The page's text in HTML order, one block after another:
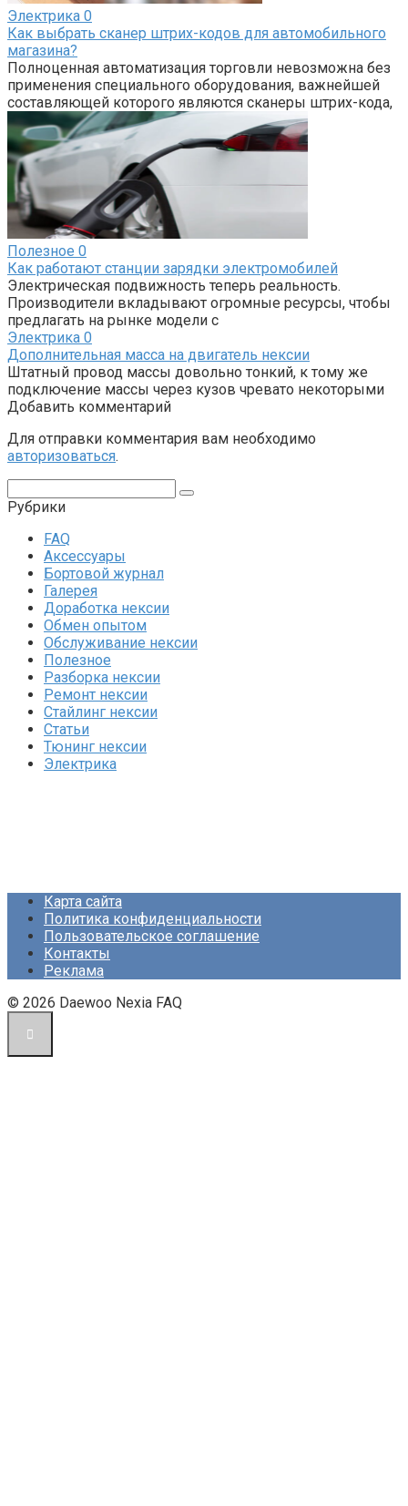
Электрика 0
Как выбрать сканер штрих-кодов для автомобильного
магазина?
Полноценная автоматизация торговли невозможна без
применения специального оборудования, важнейшей
составляющей которого являются сканеры штрих-кода,
Полезное 0
Как работают станции зарядки электромобилей
Электрическая подвижность теперь реальность.
Производители вкладывают огромные ресурсы, чтобы
предлагать на рынке модели с
Электрика 0
Дополнительная масса на двигатель нексии
Штатный провод массы довольно тонкий, к тому же
подключение массы через кузов чревато некоторыми
Добавить комментарий
Для отправки комментария вам необходимо
авторизоваться.
Рубрики
FAQ
Аксессуары
Бортовой журнал
Галерея
Доработка нексии
Обмен опытом
Обслуживание нексии
Полезное
Разборка нексии
Ремонт нексии
Стайлинг нексии
Статьи
Тюнинг нексии
Электрика
Карта сайта
Политика конфиденциальности
Пользовательское соглашение
Контакты
Реклама
© 2026 Daewoo Nexia FAQ